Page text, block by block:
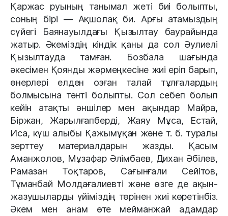
Қаржас руының танымал жеті биі болыпты,
соның бірі — Ақшолақ би. Арғы атамыздың
сүйегі Баянауылдағы Қызылтау баурайында
жатыр. Әкеміздің кіндік қаны да сол Әулиелі
Қызылтауда тамған. Бозбала шағында
әкесімен Қоянды жәрмеңкесіне жиі еріп барып,
өнерлері елден озған талай тұлғалардың
болмысына тәнті болыпты. Сол себеп болып
кейін атақты әншілер мен ақындар Майра,
Біржан, Жарылғапберді, Жаяу Мұса, Естай,
Иса, күш алыбы Қажымұқан және т. б. туралы
зерттеу материалдарын жазды. Қасым
Аманжолов, Мұзафар Әлімбаев, Дихан Әбілев,
Рамазан Тоқтаров, Сағынғали Сейітов,
Тұманбай Молдағалиевті және өзге де ақын-
жазушыларды үйіміздің төрінен жиі көретінбіз.
Әкем мен анам өте мейманжай адамдар